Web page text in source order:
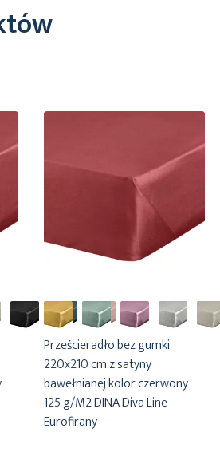
Prześcieradło bez gumki
220x210 cm z satyny
bawełnianej kolor czerwony
125 g/M2 DINA Diva Line
Eurofirany